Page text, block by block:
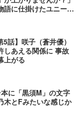
語に仕掛けたユニーク
しあえる関係に 事故
上がる
に「黒須M」の文字
木とFみたいな感じか